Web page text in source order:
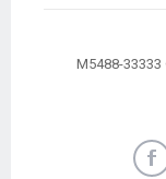
M5488-